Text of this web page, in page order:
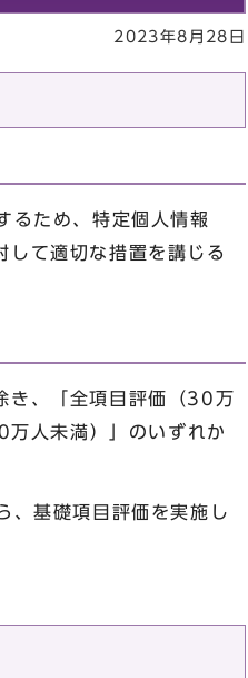
2023年8月28日
るため、特定個人情報
して適切な措置を講じる
き、「全項目評価（30万
人未満）」のいずれか
基礎項目評価を実施し